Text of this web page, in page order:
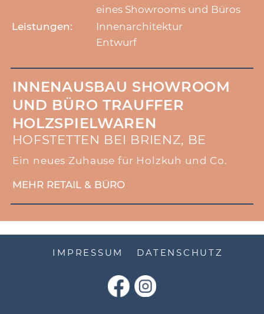
eines Showrooms und Büros
Leistungen:
Innenarchitektur
Entwurf
INNENAUSBAU SHOWROOM
UND BÜRO TRAUFFER
HOLZSPIELWAREN
HOFSTETTEN BEI BRIENZ, BE
Ein neues Zuhause für Holzkuh und Co.
MEHR RETAIL & BÜRO
IMPRESSUM DATENSCHUTZ